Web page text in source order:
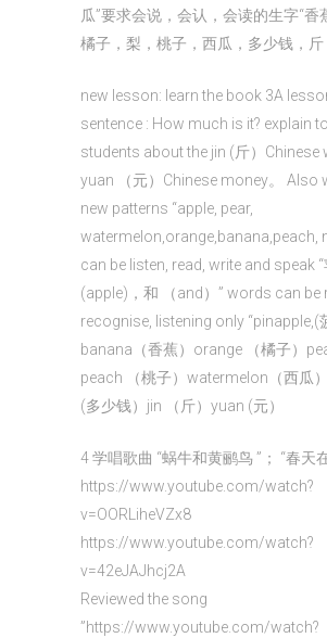
瓜”要求会说，会认，会读的生字“香
橘子，梨，桃子，西瓜，多少钱，斤
new lesson: learn the book 3A
sentence : How much is it? explain
students about the jin (斤）Chinese
yuan （元）Chinese money。 Also
new patterns “apple, pear,
watermelon,orange,banana,peach,
can be listen, read, write and speak “
(apple)，和 （and）” words can be
recognise, listening only “pinapple,(
banana（香蕉）orange （橘子）
peach （桃子）watermelon（西瓜
(多少钱）jin （斤）yuan (元）
4 学唱歌曲 “蜗牛和黄鹂鸟 ”； “春天
https://www.youtube.com/watch?
v=OORLiheVZx8
https://www.youtube.com/watch?
v=42eJAJhcj2A
Reviewed the song
”https://www.youtube.com/watch?